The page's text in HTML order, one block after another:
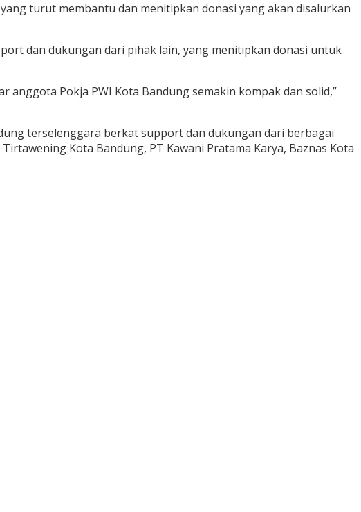
turut membantu dan menitipkan donasi yang akan disalurkan
dan dukungan dari pihak lain, yang menitipkan donasi untuk
anggota Pokja PWI Kota Bandung semakin kompak dan solid,”
terselenggara berkat support dan dukungan dari berbagai
Kota Bandung, PT Kawani Pratama Karya, Baznas Kota